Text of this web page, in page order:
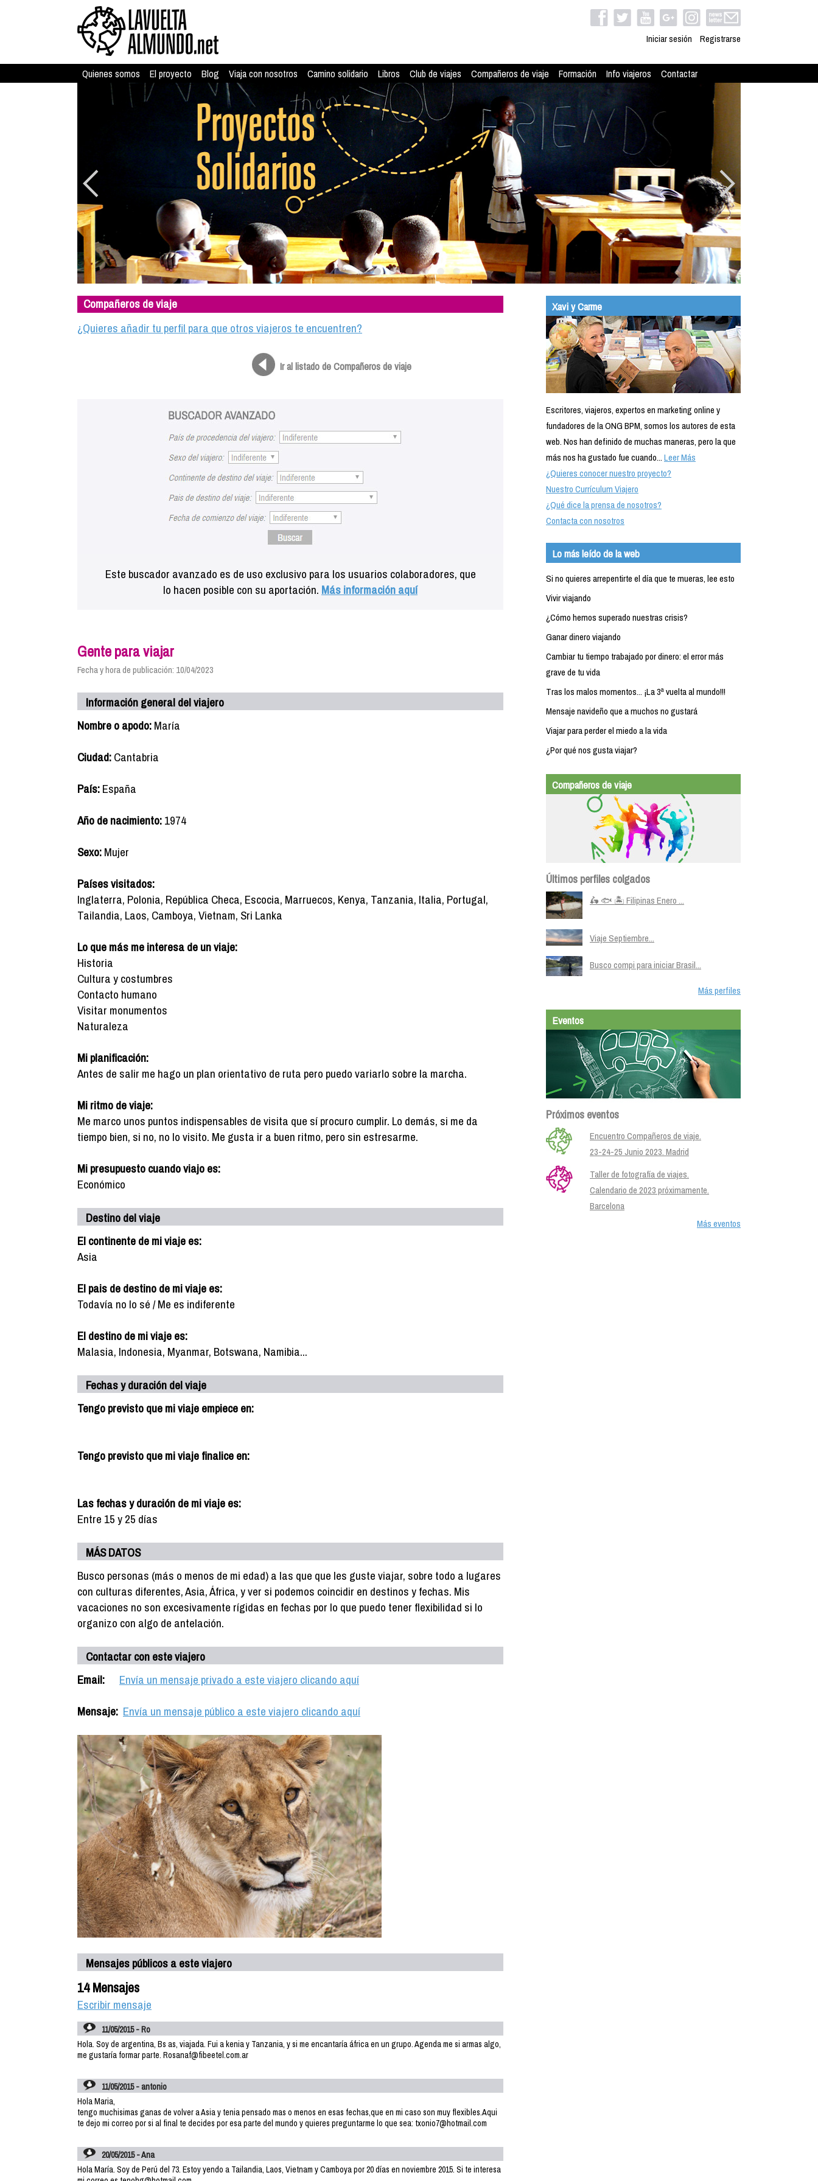
Iniciar sesión Registrarse
Quienes somos El proyecto Blog Viaja con nosotros Camino solidario Libros Club de viajes Compañeros de viaje Formación Info viajeros Contactar
Compañeros de viaje
¿Quieres añadir tu perfil para que otros viajeros te encuentren?
Ir al listado de Compañeros de viaje
Este buscador avanzado es de uso exclusivo para los usuarios colaboradores, que
lo hacen posible con su aportación. Más información aquí
Gente para viajar
Fecha y hora de publicación: 10/04/2023
Información general del viajero
Nombre o apodo:María
Ciudad:Cantabria
País:España
Año de nacimiento:1974
Sexo:Mujer
Países visitados:
Inglaterra, Polonia, República Checa, Escocia, Marruecos, Kenya, Tanzania, Italia, Portugal,
Tailandia, Laos, Camboya, Vietnam, Sri Lanka
Lo que más me interesa de un viaje:
Historia
Cultura y costumbres
Contacto humano
Visitar monumentos
Naturaleza
Mi planificación:
Antes de salir me hago un plan orientativo de ruta pero puedo variarlo sobre la marcha.
Mi ritmo de viaje:
Me marco unos puntos indispensables de visita que sí procuro cumplir. Lo demás, si me da
tiempo bien, si no, no lo visito. Me gusta ir a buen ritmo, pero sin estresarme.
Mi presupuesto cuando viajo es:
Económico
Destino del viaje
El continente de mi viaje es:
Asia
El pais de destino de mi viaje es:
Todavía no lo sé / Me es indiferente
El destino de mi viaje es:
Malasia, Indonesia, Myanmar, Botswana, Namibia...
Fechas y duración del viaje
Tengo previsto que mi viaje empiece en:
Tengo previsto que mi viaje finalice en:
Las fechas y duración de mi viaje es:
Entre 15 y 25 días
MÁS DATOS
Busco personas (más o menos de mi edad) a las que que les guste viajar, sobre todo a lugares
con culturas diferentes, Asia, África, y ver si podemos coincidir en destinos y fechas. Mis
vacaciones no son excesivamente rígidas en fechas por lo que puedo tener flexibilidad si lo
organizo con algo de antelación.
Contactar con este viajero
Email:
Envía un mensaje privado a este viajero clicando aquí
Mensaje: Envía un mensaje público a este viajero clicando aquí
Mensajes públicos a este viajero
14 Mensajes
Escribir mensaje
11/05/2015 - Ro
Hola. Soy de argentina, Bs as, viajada. Fui a kenia y Tanzania, y si me encantaría áfrica en un grupo. Agenda me si armas algo,
me gustaría formar parte. Rosanaf@fibeetel.com.ar
11/05/2015 - antonio
Hola Maria,
tengo muchisimas ganas de volver a Asia y tenia pensado mas o menos en esas fechas,que en mi caso son muy flexibles.Aqui
te dejo mi correo por si al final te decides por esa parte del mundo y quieres preguntarme lo que sea: txonio7@hotmail.com
20/05/2015 - Ana
Hola María. Soy de Perú del 73. Estoy yendo a Tailandia, Laos, Vietnam y Camboya por 20 días en noviembre 2015. Si te interesa
Xavi y Carme
Escritores, viajeros, expertos en marketing online y
fundadores de la ONG BPM, somos los autores de esta
web. Nos han definido de muchas maneras, pero la que
más nos ha gustado fue cuando...Leer Más
¿Quieres conocer nuestro proyecto?
Nuestro Currículum Viajero
¿Qué dice la prensa de nosotros?
Contacta con nosotros
Lo más leído de la web
Si no quieres arrepentirte el día que te mueras, lee esto
Vivir viajando
¿Cómo hemos superado nuestras crisis?
Ganar dinero viajando
Cambiar tu tiempo trabajado por dinero: el error más
grave de tu vida
Tras los malos momentos... ¡La 3ª vuelta al mundo!!!
Mensaje navideño que a muchos no gustará
Viajar para perder el miedo a la vida
¿Por qué nos gusta viajar?
Compañeros de viaje
Últimos perfiles colgados
🛵 🐟 🏝️ Filipinas Enero ...
Viaje Septiembre...
Busco compi para iniciar Brasil...
Más perfiles
Eventos
Próximos eventos
Encuentro Compañeros de viaje.
23-24-25 Junio 2023. Madrid
Taller de fotografía de viajes.
Calendario de 2023 próximamente.
Barcelona
Más eventos